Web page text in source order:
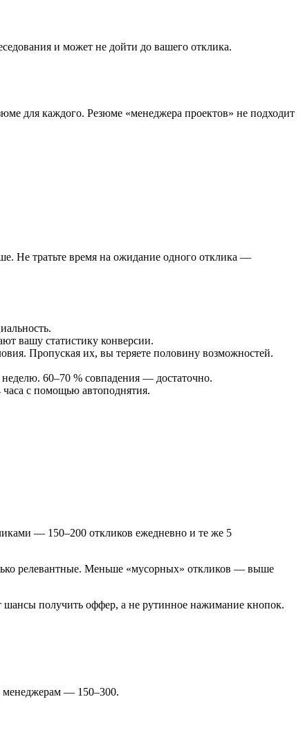
и может не дойти до вашего отклика.
для каждого. Резюме «менеджера проектов» не подходит
Не тратьте время на ожидание одного отклика —
вашу статистику конверсии.
Пропуская их, вы теряете половину возможностей.
неделю. 60–70 % совпадения — достаточно.
с помощью автоподнятия.
— 150–200 откликов ежедневно и те же 5
релевантные. Меньше «мусорных» откликов — выше
шансы получить оффер, а не рутинное нажимание кнопок.
менеджерам — 150–300.